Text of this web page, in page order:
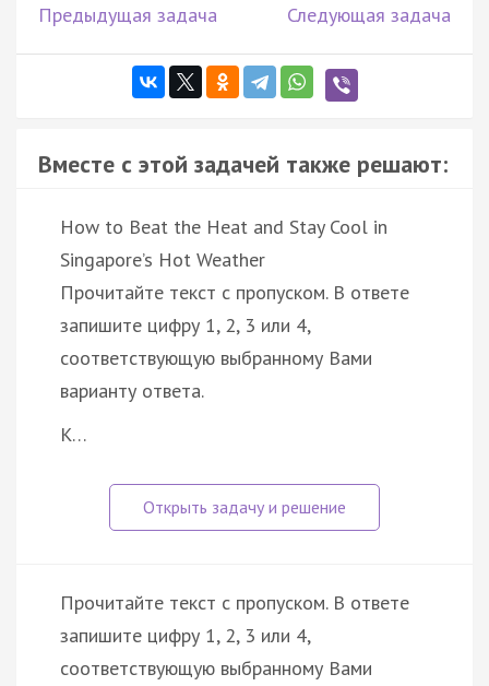
Предыдущая задача Следующая задача
Вместе с этой задачей также решают:
How to Beat the Heat and Stay Cool in
Singapore’s Hot Weather
Прочитайте текст с пропуском. В ответе
запишите цифру 1, 2, 3 или 4,
соответствующую выбранному Вами
варианту ответа.
K…
Прочитайте текст с пропуском. В ответе
запишите цифру 1, 2, 3 или 4,
соответствующую выбранному Вами